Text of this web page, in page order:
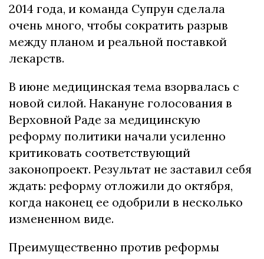
2014 года, и команда Супрун сделала
очень много, чтобы сократить разрыв
между планом и реальной поставкой
лекарств.
В июне медицинская тема взорвалась с
новой силой. Накануне голосования в
Верховной Раде за медицинскую
реформу политики начали усиленно
критиковать соответствующий
законопроект. Результат не заставил себя
ждать: реформу отложили до октября,
когда наконец ее одобрили в несколько
измененном виде.
Преимущественно против реформы